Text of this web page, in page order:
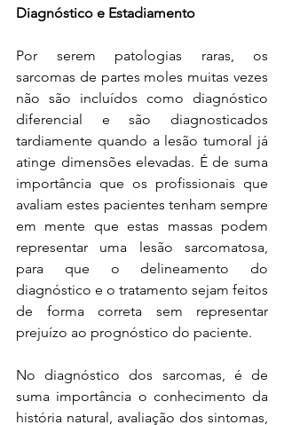
Diagnóstico e Estadiamento
Por serem patologias raras, os
sarcomas de partes moles muitas vezes
não são incluídos como diagnóstico
diferencial e são diagnosticados
tardiamente quando a lesão tumoral já
atinge dimensões elevadas. É de suma
importância que os profissionais que
avaliam estes pacientes tenham sempre
em mente que estas massas podem
representar uma lesão sarcomatosa,
para que o delineamento do
diagnóstico e o tratamento sejam feitos
de forma correta sem representar
prejuízo ao prognóstico do paciente.
No diagnóstico dos sarcomas, é de
suma importância o conhecimento da
história natural, avaliação dos sintomas,